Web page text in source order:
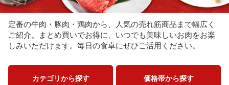
定番の牛肉・豚肉・鶏肉から、人気の売れ筋商品まで幅広く
ご紹介。まとめ買いでお得に、いつでも美味しいお肉をお楽
しみいただけます。毎日の食卓にぜひご活用ください。
カテゴリから探す 価格帯から探す